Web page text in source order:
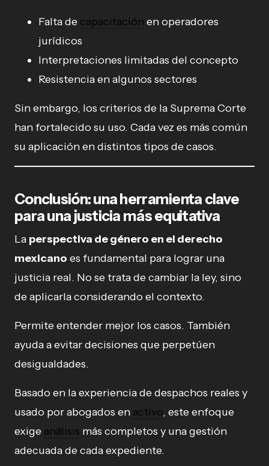
Falta de capacitación en operadores
jurídicos
Interpretaciones limitadas del concepto
Resistencia en algunos sectores
Sin embargo, los criterios de la Suprema Corte
han fortalecido su uso. Cada vez es más común
su aplicación en distintos tipos de casos.
Conclusión: una herramienta clave
para una justicia más equitativa
La perspectiva de género en el derecho
mexicano es fundamental para lograr una
justicia real. No se trata de cambiar la ley, sino
de aplicarla considerando el contexto.
Permite entender mejor los casos. También
ayuda a evitar decisiones que perpetúen
desigualdades.
Basado en la experiencia de despachos reales y
usado por abogados en activo, este enfoque
exige análisis más completos y una gestión
adecuada de cada expediente.